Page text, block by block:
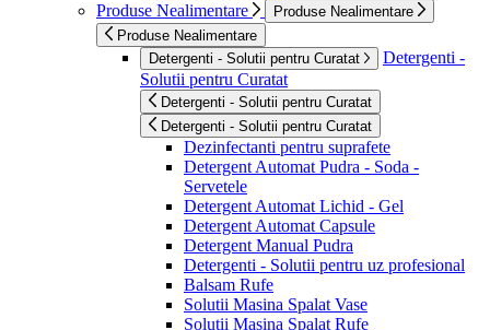
Produse Nealimentare
Produse Nealimentare
Produse Nealimentare
Detergenti - Solutii pentru Curatat
Detergenti -
Solutii pentru Curatat
Detergenti - Solutii pentru Curatat
Detergenti - Solutii pentru Curatat
Dezinfectanti pentru suprafete
Detergent Automat Pudra - Soda -
Servetele
Detergent Automat Lichid - Gel
Detergent Automat Capsule
Detergent Manual Pudra
Detergenti - Solutii pentru uz profesional
Balsam Rufe
Solutii Masina Spalat Vase
Solutii Masina Spalat Rufe